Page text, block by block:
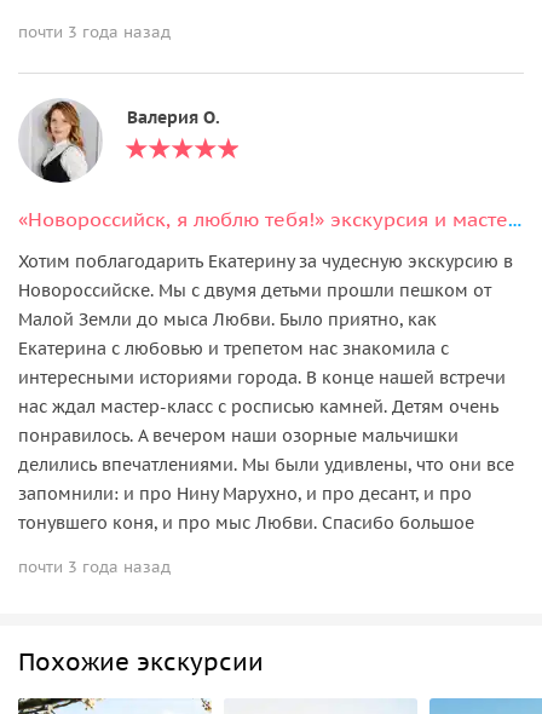
почти 3 года назад
Валерия О.
«Новороссийск, я люблю тебя!» экскурсия и мастер-класс
Хотим поблагодарить Екатерину за чудесную экскурсию в
Новороссийске. Мы с двумя детьми прошли пешком от
Малой Земли до мыса Любви. Было приятно, как
Екатерина с любовью и трепетом нас знакомила с
интересными историями города. В конце нашей встречи
нас ждал мастер-класс с росписью камней. Детям очень
понравилось. А вечером наши озорные мальчишки
делились впечатлениями. Мы были удивлены, что они все
запомнили: и про Нину Марухно, и про десант, и про
тонувшего коня, и про мыс Любви. Спасибо большое
почти 3 года назад
Похожие экскурсии